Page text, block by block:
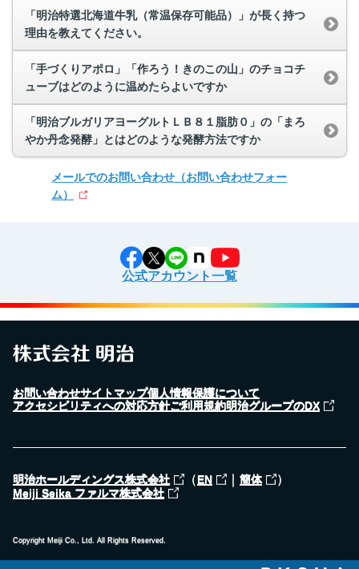
「明治特選北海道牛乳（常温保存可能品）」が長く持つ
理由を教えてください。
「手づくりアポロ」「作ろう！きのこの山」のチョコチ
ューブはどのように温めたらよいですか
「明治ブルガリアヨーグルトＬＢ８１脂肪０」の「まろ
やか丹念発酵」とはどのような発酵方法ですか
メールでのお問い合わせ （お問い合わせフォー
ム）
公式アカウント一覧
お問い合わせサイトマップ個人情報保護について
アクセシビリティへの対応方針ご利用規約明治グループのDX
明治ホールディングス株式会社 （EN ｜ 簡体 ）
Meiji Seika ファルマ株式会社
Copyright Meiji Co., Ltd. All Rights Reserved.